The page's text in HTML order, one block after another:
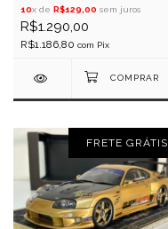
10x de R$129,00 sem juros
R$1.290,00
R$1.186,80 com Pix
FRETE GRÁTIS